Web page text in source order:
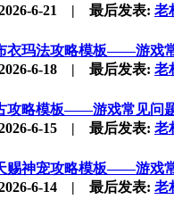
6-21 | 最后发表: 老
衣玛法攻略模板——游戏
6-18 | 最后发表: 老
攻略模板——游戏常见问
6-15 | 最后发表: 老
赐神宠攻略模板——游戏
6-14 | 最后发表: 老